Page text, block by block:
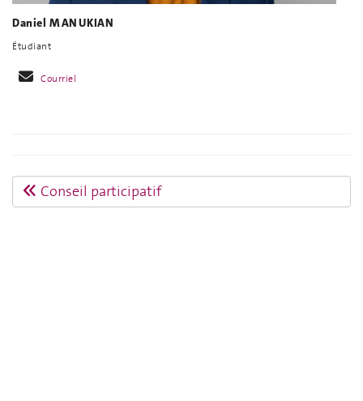
Daniel MANUKIAN
Étudiant
Courriel
Conseil participatif